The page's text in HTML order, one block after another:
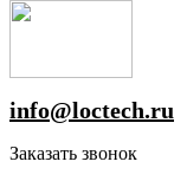
info@loctech.ru
Заказать звонок